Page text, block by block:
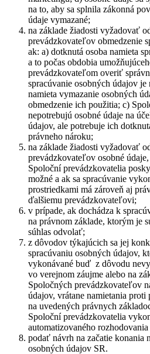
na to, aby sa splnila zákonná
údaje vymazané;
na základe žiadosti vyžadovať
prevádzkovateľov obmedzenie
ak: a) dotknutá osoba namieta
a to počas obdobia
prevádzkovateľom overiť
spracúvanie osobných údajov je
namieta vymazanie osobných
obmedzenie ich použitia; c)
nepotrebujú osobné údaje na
údajov, ale potrebuje ich
právneho nároku;
na základe žiadosti vyžadovať
prevádzkovateľov osobné
Spoloční prevádzkovatelia
možné a ak sa spracúvanie
prostriedkami má zároveň aj
ďalšiemu prevádzkovateľovi;
v prípade, ak dochádza k
na právnom základe, ktorým je
súhlas odvolať;
z dôvodov týkajúcich sa jej
spracúvaniu osobných údajov,
vykonávané buď z dôvodu
vo verejnom záujme alebo na
Spoločných prevádzkovateľov
údajov, vrátane namietania
na uvedených právnych
Spoloční prevádzkovatelia
automatizovaného
podať návrh na začatie konania
osobných údajov SR.